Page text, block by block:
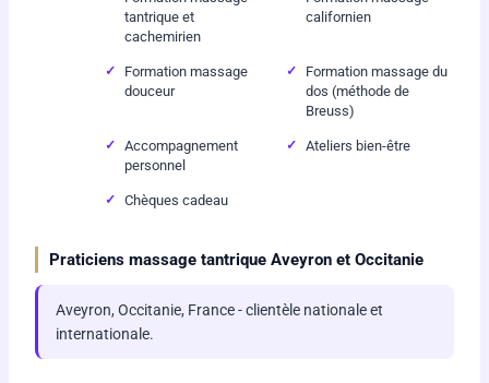
tantrique et
cachemirien
californien
Formation massage
douceur
Formation massage du
dos (méthode de
Breuss)
Accompagnement
personnel
Ateliers bien-être
Chèques cadeau
Praticiens massage tantrique Aveyron et Occitanie
Aveyron, Occitanie, France - clientèle nationale et
internationale.